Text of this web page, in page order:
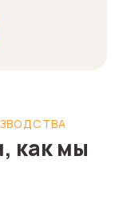
как мы